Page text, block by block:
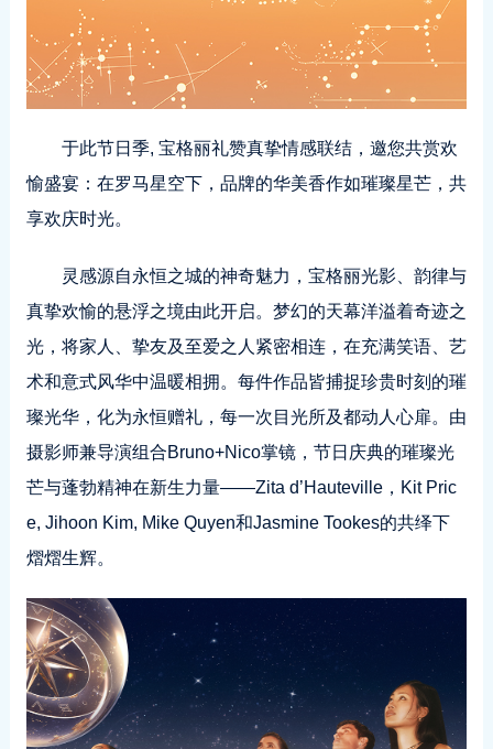
于此节日季, 宝格丽礼赞真挚情感联结，邀您共赏欢
愉盛宴：在罗马星空下，品牌的华美香作如璀璨星芒，共
享欢庆时光。
灵感源自永恒之城的神奇魅力，宝格丽光影、韵律与
真挚欢愉的悬浮之境由此开启。梦幻的天幕洋溢着奇迹之
光，将家人、挚友及至爱之人紧密相连，在充满笑语、艺
术和意式风华中温暖相拥。每件作品皆捕捉珍贵时刻的璀
璨光华，化为永恒赠礼，每一次目光所及都动人心扉。由
摄影师兼导演组合Bruno+Nico掌镜，节日庆典的璀璨光
芒与蓬勃精神在新生力量——Zita d’Hauteville，Kit Pric
e, Jihoon Kim, Mike Quyen和Jasmine Tookes的共绎下
熠熠生辉。